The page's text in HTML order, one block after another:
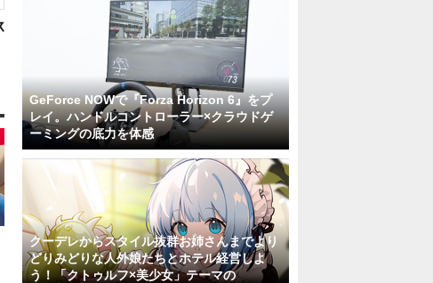
GeForce NOWで『Forza Horizon 6』をプ
レイ。ハンドルコントローラー×クラウドゲ
ーミングの底力を体感
クーデレからスタイル抜群お姉さんまでより
どりみどりな人外娘たちとホテル経営しよ
う！「クトゥルフ×美少女」テーマの